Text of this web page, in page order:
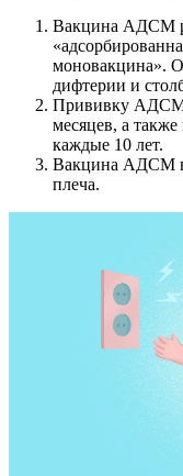
Вакцина АДСМ
моновакцина».
дифтерии и
Прививку АДСМ
месяцев, а
каждые 10 лет.
Вакцина АДСМ
плеча.